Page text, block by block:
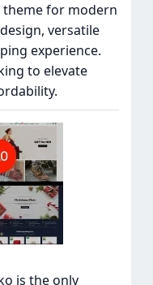
theme for modern
versatile
experience.
to elevate
is the only